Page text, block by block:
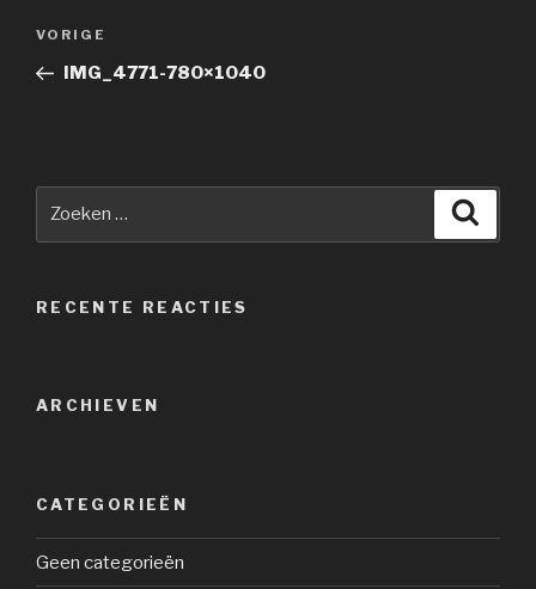
Vorig
bericht
VORIGE
IMG_4771-780×1040
RECENTE REACTIES
ARCHIEVEN
CATEGORIEËN
Geen categorieën